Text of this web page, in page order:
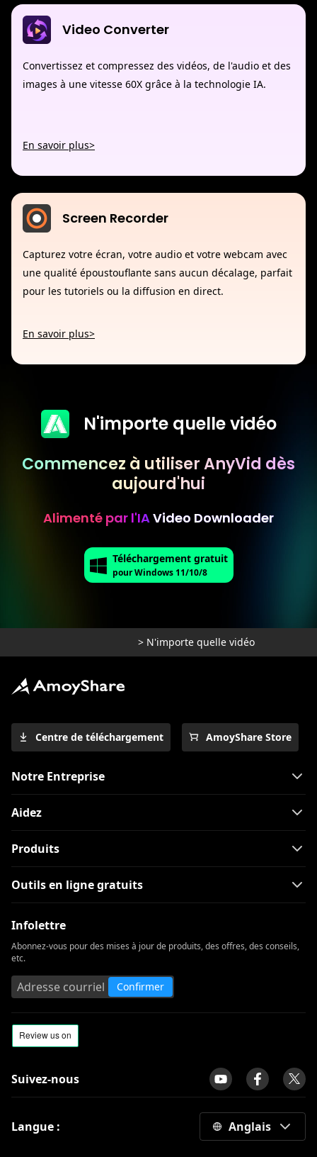
Video Converter
Convertissez et compressez des vidéos, de l'audio et des
images à une vitesse 60X grâce à la technologie IA.
En savoir plus>
Screen Recorder
Capturez votre écran, votre audio et votre webcam avec
une qualité époustouflante sans aucun décalage, parfait
pour les tutoriels ou la diffusion en direct.
En savoir plus>
N'importe quelle vidéo
Commencez à utiliser AnyVid dès
aujourd'hui
Alimenté par l'IAVideo Downloader
Téléchargement gratuit
pour Windows 11/10/8
> N'importe quelle vidéo
Centre de téléchargement AmoyShare Store
Notre Entreprise
Aidez
Produits
Outils en ligne gratuits
Infolettre
Abonnez-vous pour des mises à jour de produits, des offres, des conseils,
etc.
Confirmer
Suivez-nous
Langue : Anglais